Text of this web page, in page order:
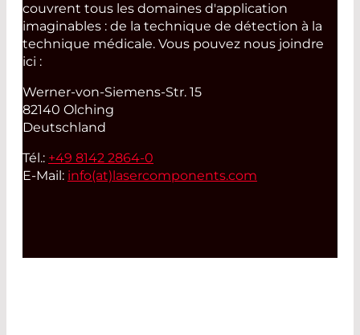
couvrent tous les domaines d'application
imaginables : de la technique de détection à la
technique médicale. Vous pouvez nous joindre
ici :
Werner-von-Siemens-Str. 15
82140 Olching
Deutschland
Tél.: +49 8142 2864-0
E-Mail: info(at) lasercomponents.com